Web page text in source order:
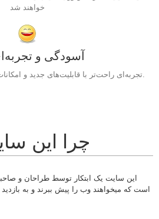
خواهند شد
آسودگی و
چرا این
این سایت یک ابتکار توسط طراحان و
است که میخواهند وب را پیش ببرند و به